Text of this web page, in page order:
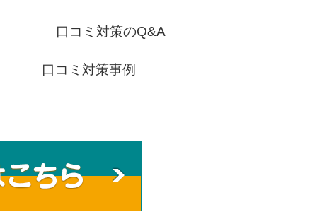
口コミ対策のQ&A
口コミ対策事例